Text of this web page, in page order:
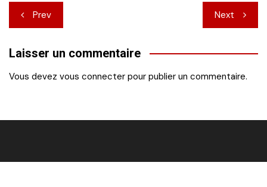
Navigation
de
l’article
Prev Next
Laisser un commentaire
Vous devez vous connecter pour publier un commentaire.